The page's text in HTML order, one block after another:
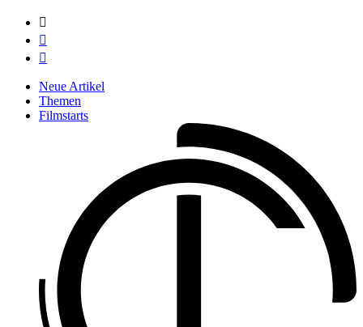



Neue Artikel
Themen
Filmstarts